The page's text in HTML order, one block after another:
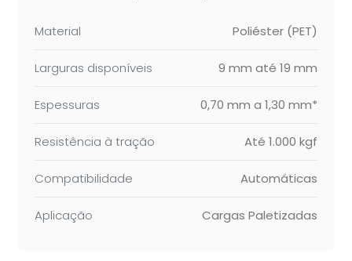
Material Poliéster (PET)
Larguras disponíveis 9 mm até 19 mm
Espessuras 0,70 mm a 1,30 mm*
Resistência à tração Até 1.000 kgf
Compatibilidade Automáticas
Aplicação Cargas Paletizadas